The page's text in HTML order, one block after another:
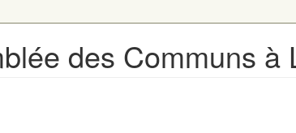
des Communs à